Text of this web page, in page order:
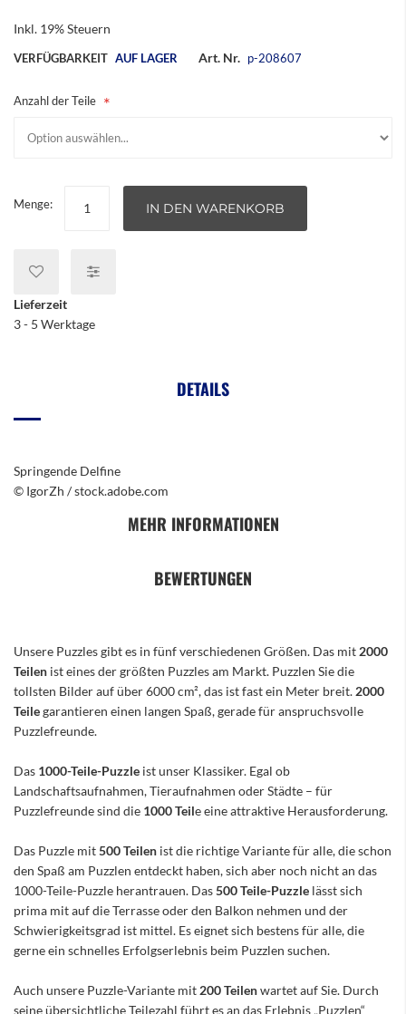
Inkl. 19% Steuern
VERFÜGBARKEIT AUF LAGER Art. Nr. p-208607
Anzahl der Teile
Menge: IN DEN WARENKORB
Lieferzeit
3 - 5 Werktage
DETAILS
Springende Delfine
© IgorZh / stock.adobe.com
MEHR INFORMATIONEN
BEWERTUNGEN
Unsere Puzzles gibt es in fünf verschiedenen Größen. Das mit 2000
Teilen ist eines der größten Puzzles am Markt. Puzzlen Sie die
tollsten Bilder auf über 6000 cm², das ist fast ein Meter breit. 2000
Teilegarantieren einen langen Spaß, gerade für anspruchsvolle
Puzzlefreunde.
Das 1000-Teile-Puzzle ist unser Klassiker. Egal ob
Landschaftsaufnahmen, Tieraufnahmen oder Städte – für
Puzzlefreunde sind die 1000 Teile eine attraktive Herausforderung.
Das Puzzle mit500 Teilen ist die richtige Variante für alle, die schon
den Spaß am Puzzlen entdeckt haben, sich aber noch nicht an das
1000-Teile-Puzzle herantrauen. Das500 Teile-Puzzle lässt sich
prima mit auf die Terrasse oder den Balkon nehmen und der
Schwierigkeitsgrad ist mittel. Es eignet sich bestens für alle, die
gerne ein schnelles Erfolgserlebnis beim Puzzlen suchen.
Auch unsere Puzzle-Variante mit 200 Teilenwartet auf Sie. Durch
seine übersichtliche Teilezahl führt es an das Erlebnis „Puzzlen“